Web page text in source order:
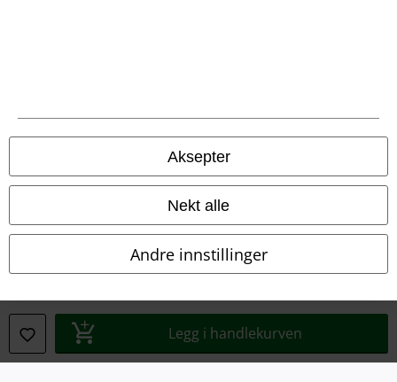
Aksepter
Nekt alle
Andre innstillinger
Legg i handlekurven
Juridisk informasjon/Vilkår
Impressum
Avfallshåndtering og miljøbeskyttelse
Samsvarserklæring